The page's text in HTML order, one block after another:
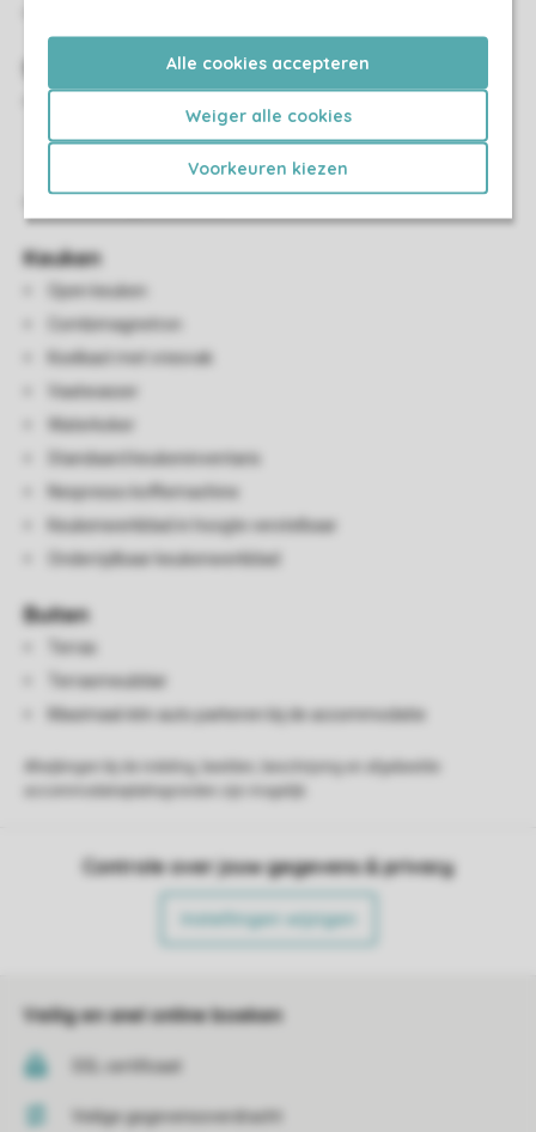
Alle cookies accepteren
Weiger alle cookies
Voorkeuren kiezen
douchezitje zonder armleuningen, verstelbare spiegel,
wastafel en toilet met beugels
Keuken
Open keuken
Combimagnetron
Koelkast met vriesvak
Vaatwasser
Waterkoker
Standaard keukeninventaris
Nespresso koffiemachine
Keukenwerkblad in hoogte verstelbaar
Onderrijdbaar keukenwerkblad
Buiten
Terras
Terrasmeubilair
Maximaal één auto parkeren bij de accommodatie
Controle over jouw gegevens & privacy
Instellingen wijzigen
Veilig en snel online boeken
SSL certificaat
Veilige gegevensoverdracht